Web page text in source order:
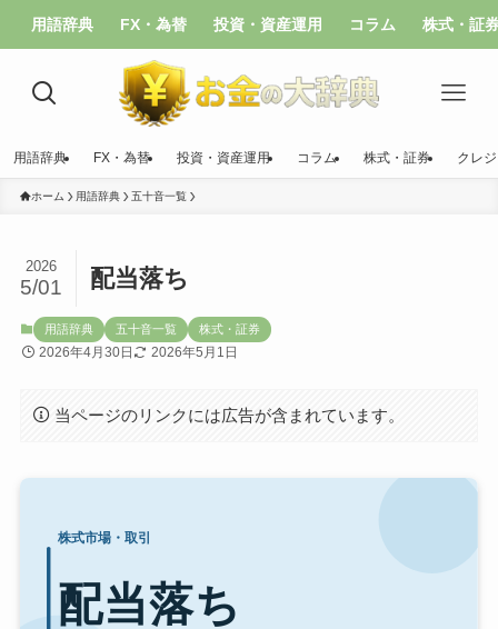
用語辞典 FX・為替 投資・資産運用 コラム 株式・証
用語辞典 FX・為替 投資・資産運用 コラム 株式・証券 クレ
ホーム 用語辞典 五十音一覧
配当落ち
2026
5/01
用語辞典 五十音一覧 株式・証券
2026年4月30日 2026年5月1日
当ページのリンクには広告が含まれています。